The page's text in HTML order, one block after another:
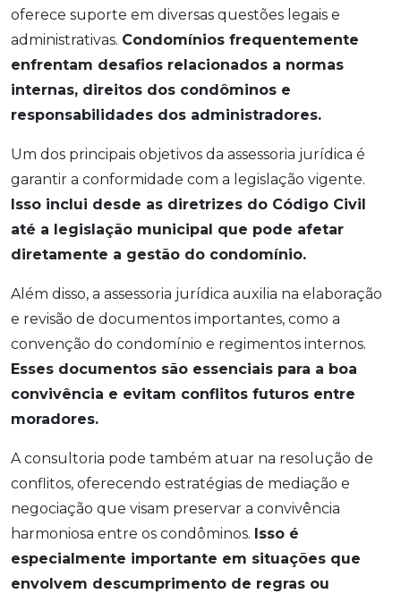
oferece suporte em diversas questões legais e
administrativas. Condomínios frequentemente
enfrentam desafios relacionados a normas
internas, direitos dos condôminos e
responsabilidades dos administradores.
Um dos principais objetivos da assessoria jurídica é
garantir a conformidade com a legislação vigente.
Isso inclui desde as diretrizes do Código Civil
até a legislação municipal que pode afetar
diretamente a gestão do condomínio.
Além disso, a assessoria jurídica auxilia na elaboração
e revisão de documentos importantes, como a
convenção do condomínio e regimentos internos.
Esses documentos são essenciais para a boa
convivência e evitam conflitos futuros entre
moradores.
A consultoria pode também atuar na resolução de
conflitos, oferecendo estratégias de mediação e
negociação que visam preservar a convivência
harmoniosa entre os condôminos. Isso é
especialmente importante em situações que
envolvem descumprimento de regras ou